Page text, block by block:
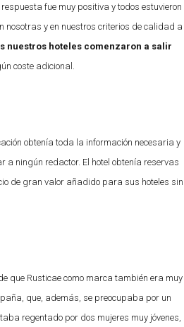
fue muy positiva y todos estuvieron
nosotras y en nuestros criterios de calidad a
nuestros hoteles comenzaron a salir
coste adicional.
obtenía toda la información necesaria y
ningún redactor. El hotel obtenía reservas
de gran valor añadido para sus hoteles sin
que Rusticae como marca también era muy
que, además, se preocupaba por un
regentado por dos mujeres muy jóvenes,